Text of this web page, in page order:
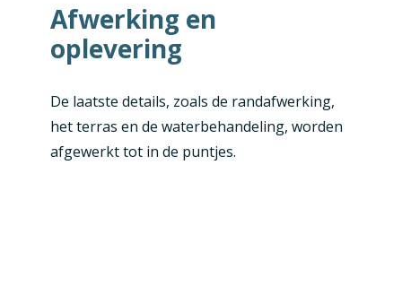
Afwerking en
oplevering
De laatste details, zoals de randafwerking,
het terras en de waterbehandeling, worden
afgewerkt tot in de puntjes.